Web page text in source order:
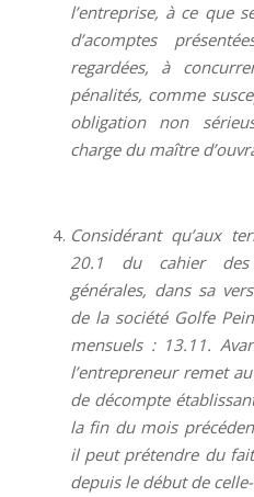
l’entreprise, à ce que
d’acomptes
regardées, à
pénalités, comme
obligation non
charge du maître
Considérant qu’aux
20.1 du cahier des
générales, dans sa
de la société Golfe
mensuels : 13.11.
l’entrepreneur remet
de décompte
la fin du mois
il peut prétendre du
depuis le début de